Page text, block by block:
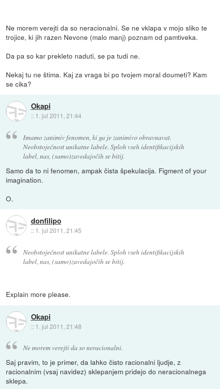
Ne morem verejti da so neracionalni. Se ne vklapa v mojo sliko te
trojice, ki jih razen Nevone (malo manj) poznam od pamtiveka.
Da pa so kar prekleto naduti, se pa tudi ne.
Nekaj tu ne štima. Kaj za vraga bi po tvojem moral doumeti? Kam
se cika?
Okapi
:: 1. jul 2011, 21:44
Imamo zanimiv fenomen, ki ga je zanimivo obravnavat.
Neobstoječnost unikatne labele. Sploh vseh identifikacijskih
label, nas, (samo)zavedajočih se bitij.
Samo da to ni fenomen, ampak čista špekulacija. Figment of your
imagination.
O.
donfilipo
:: 1. jul 2011, 21:45
Neobstoječnost unikatne labele. Sploh vseh identifikacijskih
label, nas, (samo)zavedajočih se bitij.
Explain more please.
Okapi
:: 1. jul 2011, 21:48
Ne morem verejti da so neracionalni.
Saj pravim, to je primer, da lahko čisto racionalni ljudje, z
racionalnim (vsaj navidez) sklepanjem pridejo do neracionalnega
sklepa.